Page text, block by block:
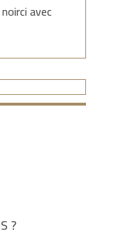
avec
?